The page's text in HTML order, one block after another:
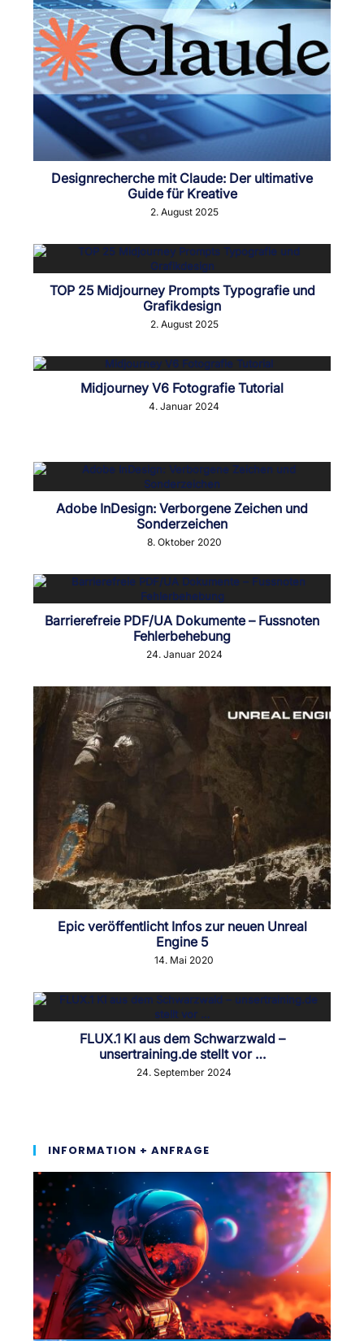
Designrecherche mit Claude: Der ultimative
Guide für Kreative
2. August 2025
TOP 25 Midjourney Prompts Typografie und
Grafikdesign
2. August 2025
Midjourney V6 Fotografie Tutorial
4. Januar 2024
Adobe InDesign: Verborgene Zeichen und
Sonderzeichen
8. Oktober 2020
Barrierefreie PDF/UA Dokumente – Fussnoten
Fehlerbehebung
24. Januar 2024
Epic veröffentlicht Infos zur neuen Unreal
Engine 5
14. Mai 2020
FLUX.1 KI aus dem Schwarzwald –
unsertraining.de stellt vor …
24. September 2024
INFORMATION + ANFRAGE